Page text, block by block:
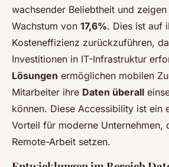
wachsender Beliebtheit und
Wachstum von 17,6%. Dies ist auf
Kosteneffizienz zurückzuführen,
Investitionen in IT-Infrastruktur
Lösungen ermöglichen mobilen
Mitarbeiter ihre Daten überall
können. Diese Accessibility ist ein
Vorteil für moderne Unternehmen,
Remote-Arbeit setzen.